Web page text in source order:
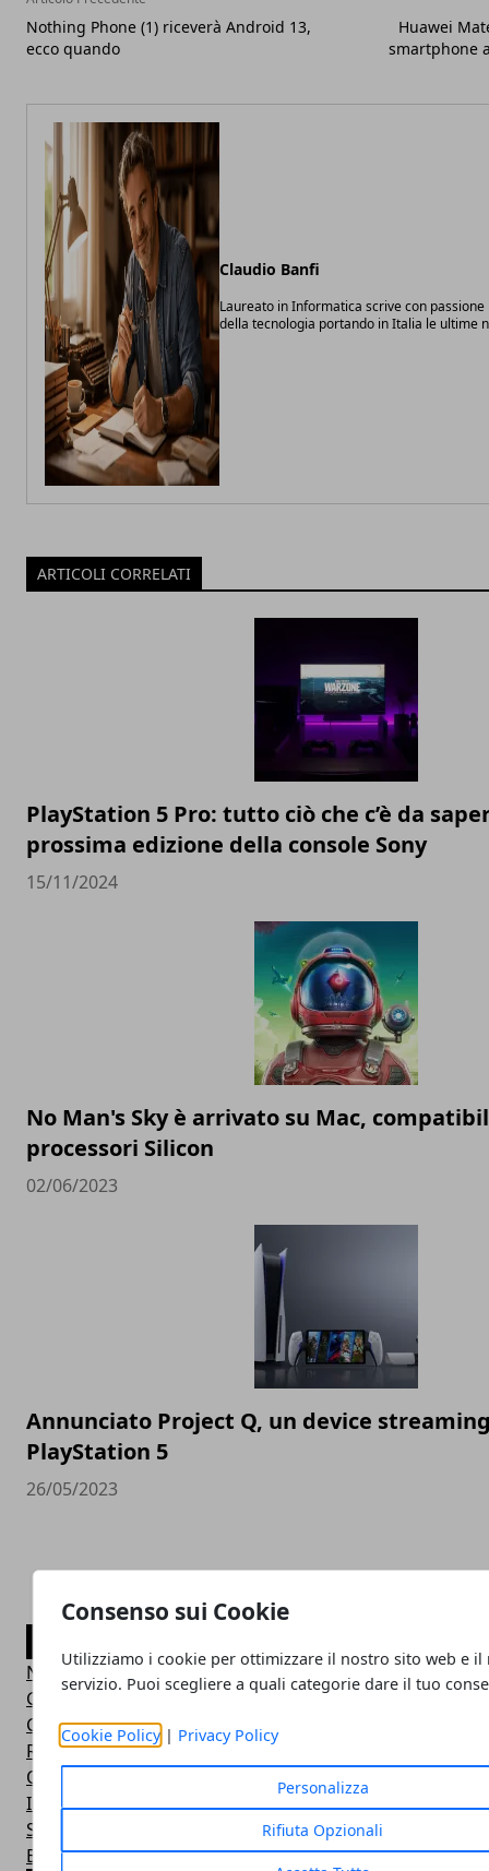
Consenso sui Cookie
Utilizziamo i cookie per ottimizzare il nostro sito web e il
servizio. Puoi scegliere a quali categorie dare il tuo
Cookie Policy| Privacy Policy
Personalizza
Rifiuta Opzionali
Nothing Phone (1) riceverà Android 13,
ecco quando
Huawei
smartphone
Claudio Banfi
Laureato in Informatica scrive con
della tecnologia portando in Italia le ultime
ARTICOLI CORRELATI
PlayStation 5 Pro: tutto ciò che c’è da
prossima edizione della console Sony
15/11/2024
No Man's Sky è arrivato su Mac,
processori Silicon
02/06/2023
Annunciato Project Q, un device
PlayStation 5
26/05/2023
News
Guide
Confronti
Recensioni
Offerte
Intelligenza Artificiale
Startup & Innovazione
Business